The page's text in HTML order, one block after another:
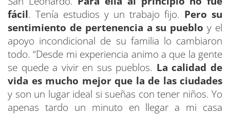
fácil. Tenía estudios y un trabajo fijo. Pero su
sentimiento de pertenencia a su pueblo y el
apoyo incondicional de su familia lo cambiaron
todo. “Desde mi experiencia animo a que la gente
se quede a vivir en sus pueblos. La calidad de
vida es mucho mejor que la de las ciudades
y son un lugar ideal si sueñas con tener niños. Yo
apenas tardo un minuto en llegar a mi casa